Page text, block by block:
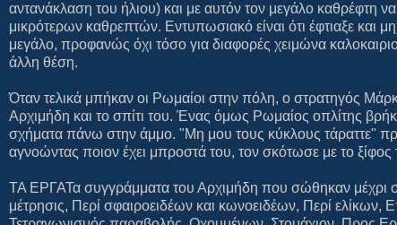
αντανάκλαση του ήλιου) και με αυτόν τον μεγάλο καθρέφτη
μικρότερων καθρεπτών. Εντυπωσιακό είναι ότι έφτιαξε
μεγάλο, προφανώς όχι τόσο για διαφορές χειμώνα
άλλη θέση.
Όταν τελικά μπήκαν οι Ρωμαίοι στην πόλη, ο στρατηγός
Αρχιμήδη και το σπίτι του. Ένας όμως Ρωμαίος οπλίτης
σχήματα πάνω στην άμμο. "Μη μου τους κύκλους τάραττε"
αγνοώντας ποιον έχει μπροστά του, τον σκότωσε με το ξίφος
ΤΑ ΕΡΓΑΤα συγγράμματα του Αρχιμήδη που σώθηκαν μέχρι
μέτρησις, Περί σφαιροειδέων και κωνοειδέων, Περί